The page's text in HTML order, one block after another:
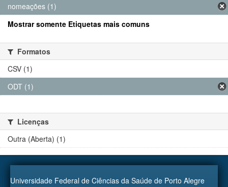
nomeações (1)
Mostrar somente Etiquetas mais comuns
Formatos
CSV (1)
ODT (1)
Licenças
Outra (Aberta) (1)
Universidade Federal de Ciências da Saúde de Porto Alegre